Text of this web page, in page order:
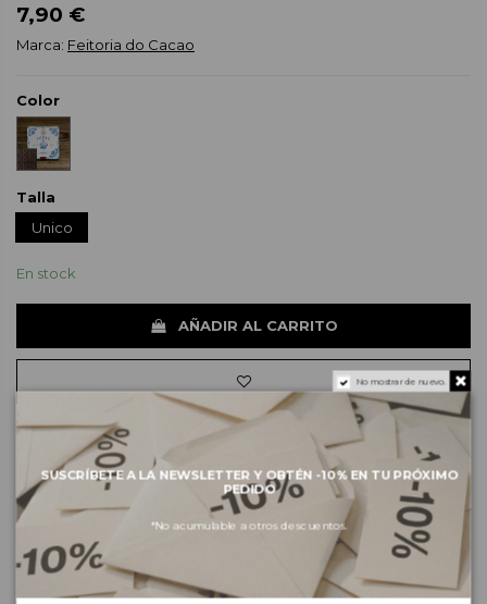
7,90 €
Marca: Feitoria do Cacao
Color
Talla
Unico
En stock
AÑADIR AL CARRITO
Envíos e pagos
Devoluciones y cambios
No mostrar de nuevo.
SUSCRÍBETE A LA NEWSLETTER Y OBTÉN -10% EN TU PRÓXIMO
PEDIDO
*No acumulable a otros descuentos.